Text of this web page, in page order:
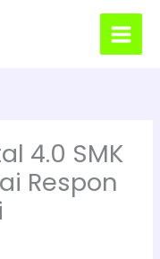
4.0 SMK
Respon